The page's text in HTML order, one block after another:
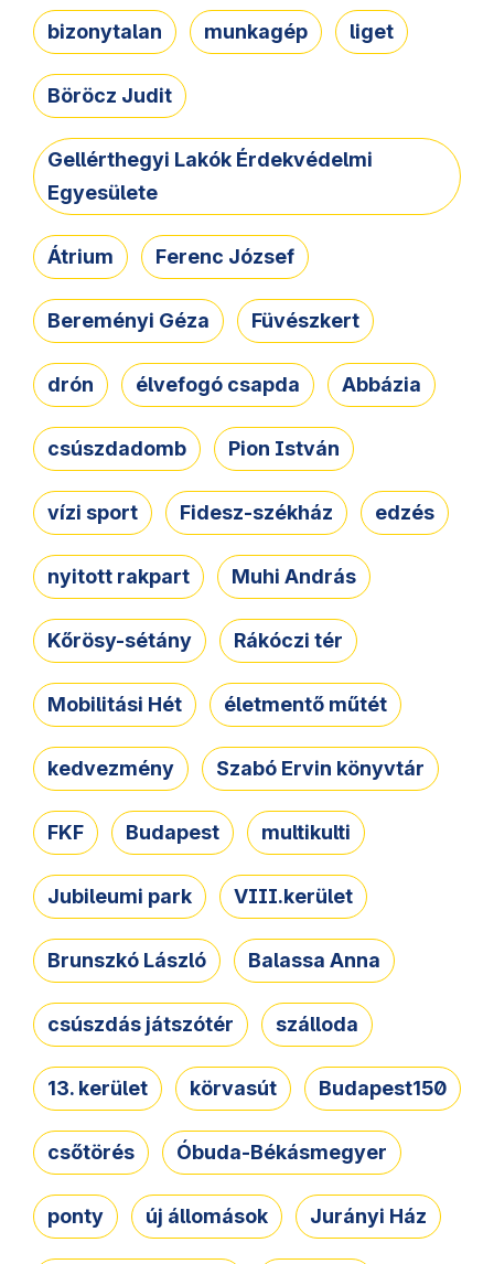
bizonytalan munkagép liget
Böröcz Judit
Gellérthegyi Lakók Érdekvédelmi
Egyesülete
Átrium Ferenc József
Bereményi Géza Füvészkert
drón élvefogó csapda Abbázia
csúszdadomb Pion István
vízi sport Fidesz-székház edzés
nyitott rakpart Muhi András
Kőrösy-sétány Rákóczi tér
Mobilitási Hét életmentő műtét
kedvezmény Szabó Ervin könyvtár
FKF Budapest multikulti
Jubileumi park VIII.kerület
Brunszkó László Balassa Anna
csúszdás játszótér szálloda
13. kerület körvasút Budapest150
csőtörés Óbuda-Békásmegyer
ponty új állomások Jurányi Ház